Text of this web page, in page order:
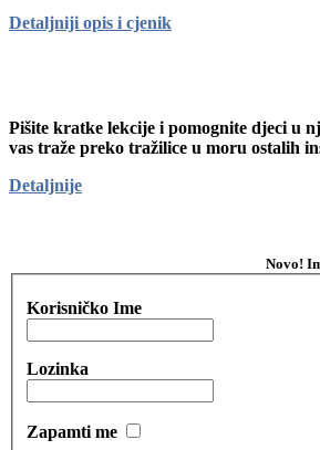
Detaljniji opis i cjenik
Pišite kratke lekcije i pomognite djeci u
vas traže preko tražilice u moru ostalih
Detaljnije
Novo!
Korisničko Ime
Lozinka
Zapamti me